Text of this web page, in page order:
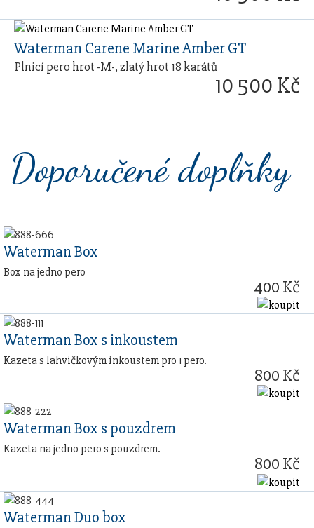
Waterman Carene Marine Amber GT
Plnicí pero hrot -M-, zlatý hrot 18 karátů
10 500 Kč
Doporučené doplňky
Waterman Box
Box na jedno pero
400 Kč
Waterman Box s inkoustem
Kazeta s lahvičkovým inkoustem pro 1 pero.
800 Kč
Waterman Box s pouzdrem
Kazeta na jedno pero s pouzdrem.
800 Kč
Waterman Duo box